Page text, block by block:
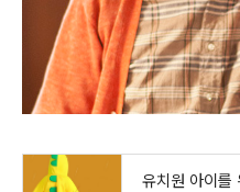
유치원 아이를